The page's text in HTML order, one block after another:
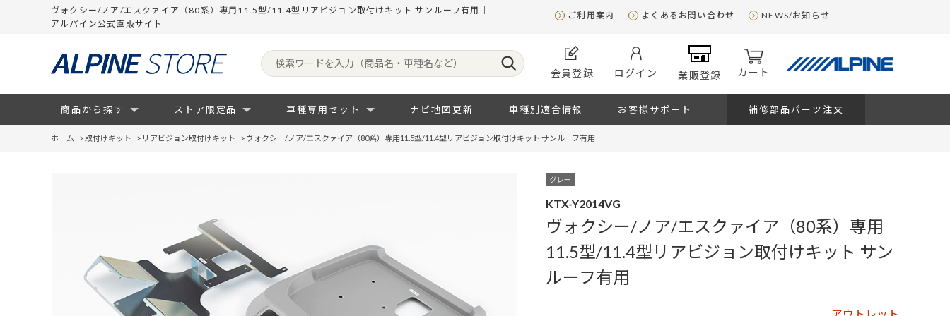
ヴォクシー/ノア/エスクァイア（80系）専用11.5型/11.4型リアビジョン取付けキット サンルーフ有用｜
アルパイン公式直販サイト
ご利用案内 よくあるお問い合わせ NEWS/お知らせ
会員登録 ログイン 業販登録 カート
商品から探す ストア限定品 車種専用セット ナビ地図更新 車種別適合情報 お客様サポート 補修部品パーツ注文
ホーム >取付けキット > リアビジョン取付けキット > ヴォクシー/ノア/エスクァイア（80系）専用11.5型/11.4型リアビジョン取付けキット サンルーフ有用
KTX-Y2014VG
ヴォクシー/ノア/エスクァイア（80系）専用
11.5型/11.4型リアビジョン取付けキット サン
ルーフ有用